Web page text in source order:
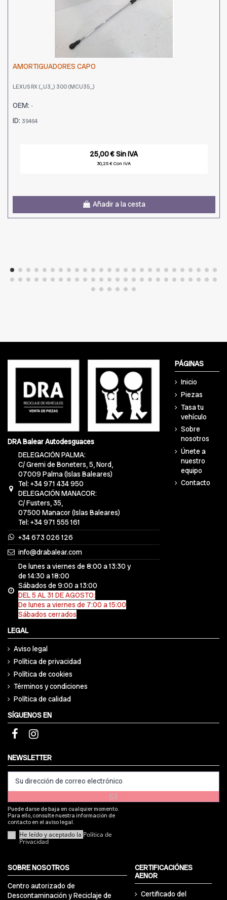
AMORTIGUADORES CAPO
LEXUS RX (_U3_) 300 (MCU35_)
OEM: -
ID: 39464
25,00 € Sin IVA
30,25 € Con IVA
Añadir a la cesta
DRA Balear Autodesguaces
DELEGACIÓN PALMA:
C/ Gremi de Boneters, 5, Nord,
07009 Palma (Islas Baleares)
Tel: +34 971 434 950
DELEGACIÓN MANACOR:
C/ Fusters, 35,
07500 Manacor (Islas Baleares)
Tel: +34 971 555 161
+34 673 026 126
info@drabalear.com
De lunes a viernes de 8:00 a 13:30 y
de 14:30 a 18:00
Sábados de 9:00 a 13:00
DEL 5 AL 31 DE AGOSTO:
De lunes a viernes de 7:00 a 15:00
Sábados cerrados
PÁGINAS
Inicio
Piezas
Tasa tu
vehículo
Sobre
nosotros
Únete a
nuestro
equipo
Contacto
LEGAL
Aviso legal
Política de privacidad
Política de cookies
Términos y condiciones
Política de calidad
SÍGUENOS EN
NEWSLETTER
Puede darse de baja en cualquier momento.
Para ello, consulte nuestra información de
contacto en el aviso legal.
He leído y aceptado la Política de
Privacidad
SOBRE NOSOTROS
Centro autorizado de
Descontaminación y Reciclaje de
CERTIFICACIÓNES
AENOR
Certificado del